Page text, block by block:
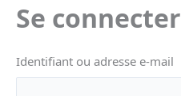
Se connecter
Identifiant ou adresse e-mail